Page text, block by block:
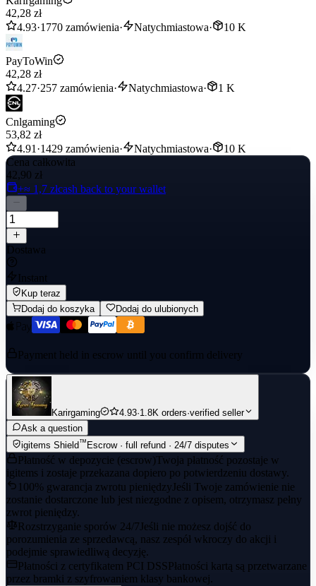
Delivery completed within 1-5 minutes
42,28 zł
4.93·1770 zamówienia· Natychmiastowa· 10 K
PayToWin
42,28 zł
4.27·257 zamówienia· Natychmiastowa· 1 K
Cnlgaming
53,82 zł
4.91 ·1429 zamówienia· Natychmiastowa·
10 K
Cena całkowita
42,90 zł
+≈ 1,7 złcash back to your wallet
Dostawa
Instant
Kup teraz
Dodaj do koszyka
Dodaj do ulubionych
Payment held in escrow until you confirm delivery
Karirgaming 4.93·1.8K orders·verified seller
Ask a question
igitems Shield™ Escrow · full refund · 24/7 disputes
Płatność w depozycie (escrow)Twoja płatność pozostaje w
igitems i zostaje przekazana dopiero po potwierdzeniu dostawy.
100% gwarancja zwrotu pieniędzyJeśli Twoje zamówienie nie
zostanie dostarczone lub jest niezgodne z opisem, otrzymasz pełny
zwrot pieniędzy.
Rozstrzyganie sporów 24/7Jeśli nie możesz dojść do
porozumienia ze sprzedawcą, nasz zespół wkroczy do akcji i
podejmie sprawiedliwą decyzję.
Płatności z certyfikatem PCI DSSPłatności kartą są przetwarzane
przez bramki z szyfrowaniem klasy bankowej.